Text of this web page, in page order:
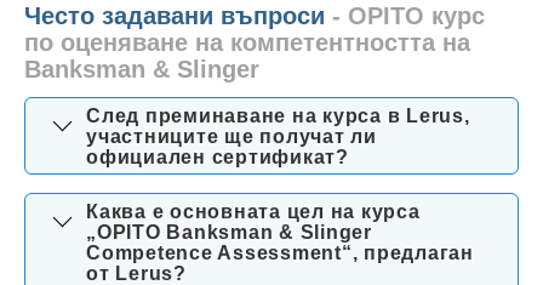
Често задавани въпроси - OPITO курс
по оценяване на компетентността на
Banksman & Slinger
След преминаване на курса в Lerus,
участниците ще получат ли
официален сертификат?
Каква е основната цел на курса
„OPITO Banksman & Slinger
Competence Assessment“, предлаган
от Lerus?